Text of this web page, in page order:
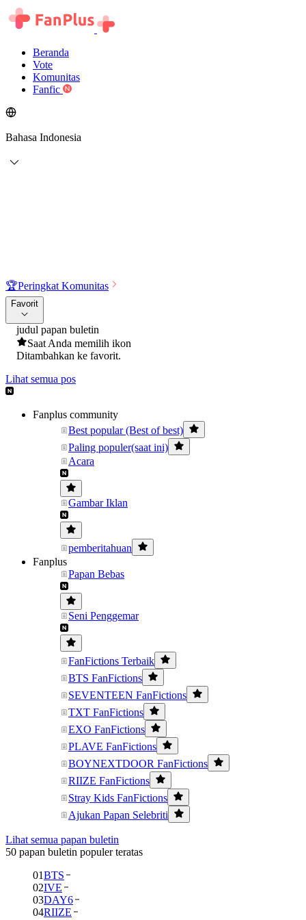
Beranda
Vote
Komunitas
Fanfic
Bahasa Indonesia
🏆Peringkat Komunitas
Favorit
judul papan buletin
Saat Anda memilih ikon
Ditambahkan ke favorit.
Lihat semua pos
Fanplus community
Best popular (Best of best)
Paling populer(saat ini)
Acara
Gambar Iklan
pemberitahuan
Fanplus
Papan Bebas
Seni Penggemar
FanFictions Terbaik
BTS FanFictions
SEVENTEEN FanFictions
TXT FanFictions
EXO FanFictions
PLAVE FanFictions
BOYNEXTDOOR FanFictions
RIIZE FanFictions
Stray Kids FanFictions
Ajukan Papan Selebriti
Lihat semua papan buletin
50 papan buletin populer teratas
01BTS
02IVE
03DAY6
04RIIZE